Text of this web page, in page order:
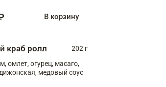
В корзину
краб ролл
202 г
омлет, огурец, масаго,
медовый соус